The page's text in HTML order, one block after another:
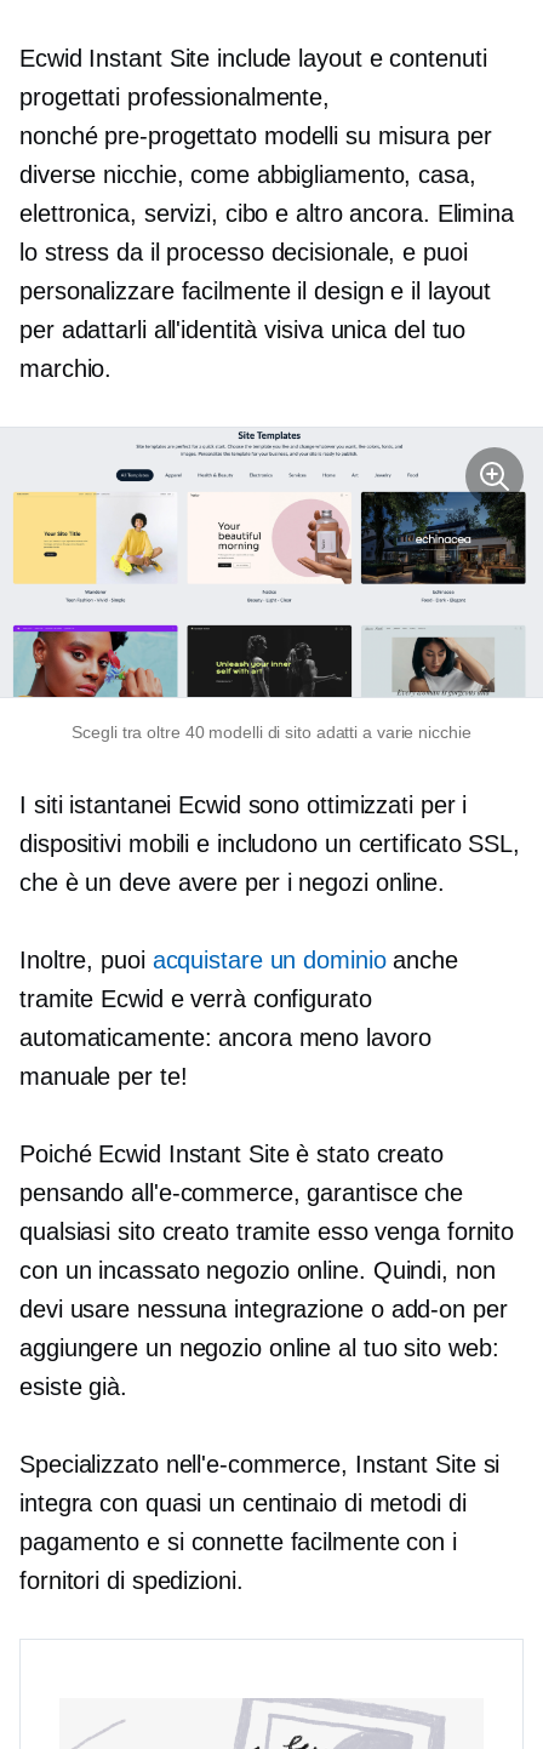
Ecwid Instant Site include layout e contenuti
progettati professionalmente,
nonché pre-progettatomodelli su misura per
diverse nicchie, come abbigliamento, casa,
elettronica, servizi, cibo e altro ancora. Elimina
lo stress da il processo decisionale, e puoi
personalizzare facilmente il design e il layout
per adattarli all'identità visiva unica del tuo
marchio.
Scegli tra oltre 40 modelli di sito adatti a varie nicchie
I siti istantanei Ecwid sono ottimizzati per i
dispositivi mobili e includono un certificato SSL,
che è undeve avere per i negozi online.
Inoltre, puoi acquistare un dominioanche
tramite Ecwid e verrà configurato
automaticamente: ancora meno lavoro
manuale per te!
Poiché Ecwid Instant Site è stato creato
pensando all'e-commerce, garantisce che
qualsiasi sito creato tramite esso venga fornito
con un incassatonegozio online. Quindi, non
devi usare nessuna integrazione o add-on per
aggiungere un negozio online al tuo sito web:
esiste già.
Specializzato nell'e-commerce, Instant Site si
integra con quasi un centinaio di metodi di
pagamento e si connette facilmente con i
fornitori di spedizioni.